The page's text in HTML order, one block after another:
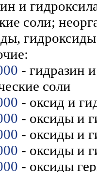
и
соли;
- гидразин
соли
- оксид и
- оксиды и
- оксиды и
- оксиды и
- оксиды